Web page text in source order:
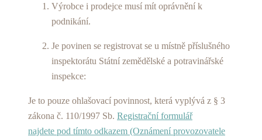
Výrobce i prodejce musí mít oprávnění k
podnikání.
Je povinen se registrovat se u místně příslušného
inspektorátu Státní zemědělské a potravinářské
inspekce:
Je to pouze ohlašovací povinnost, která vyplývá z § 3
zákona č. 110/1997 Sb. Registrační formulář
najdete pod tímto odkazem (Oznámení provozovatele